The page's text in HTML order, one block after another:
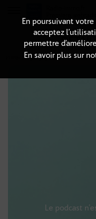
21 mai 2025 à 5h59, durée : Invalid
En poursuivant
acceptez
permettre
En savoir plus sur
Le podcast